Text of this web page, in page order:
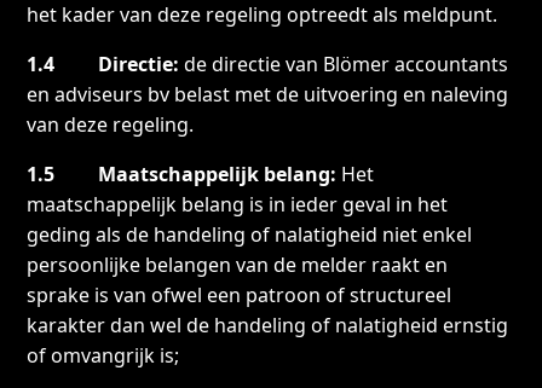
het kader van deze regeling optreedt als meldpunt.
1.4 Directie: de directie van Blömer accountants
en adviseurs bv belast met de uitvoering en naleving
van deze regeling.
1.5 Maatschappelijk belang: Het
maatschappelijk belang is in ieder geval in het
geding als de handeling of nalatigheid niet enkel
persoonlijke belangen van de melder raakt en
sprake is van ofwel een patroon of structureel
karakter dan wel de handeling of nalatigheid ernstig
of omvangrijk is;